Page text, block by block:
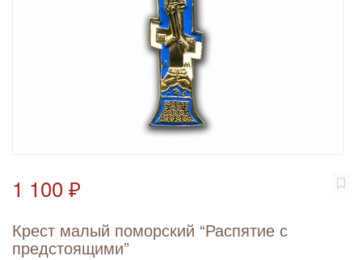
1 100 ₽
Крест малый поморский “Распятие с
предстоящими”